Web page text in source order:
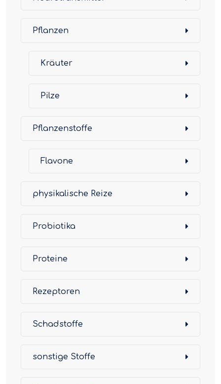
Pflanzen
Kräuter
Pilze
Pflanzenstoffe
Flavone
physikalische Reize
Probiotika
Proteine
Rezeptoren
Schadstoffe
sonstige Stoffe